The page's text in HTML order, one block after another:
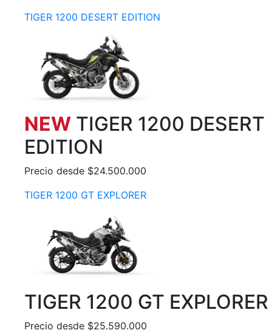
TIGER 1200 DESERT EDITION
NEW TIGER 1200 DESERT
EDITION
Precio desde $24.500.000
TIGER 1200 GT EXPLORER
TIGER 1200 GT EXPLORER
Precio desde $25.590.000